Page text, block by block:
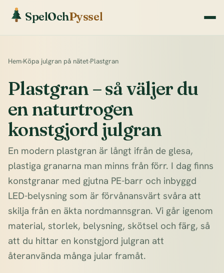
SpelOchPyssel
Hem›Köpa julgran på nätet›Plastgran
Plastgran – så väljer du
en naturtrogen
konstgjord julgran
En modern plastgran är långt ifrån de glesa,
plastiga granarna man minns från förr. I dag finns
konstgranar med gjutna PE-barr och inbyggd
LED-belysning som är förvånansvärt svåra att
skilja från en äkta nordmannsgran. Vi går igenom
material, storlek, belysning, skötsel och färg, så
att du hittar en konstgjord julgran att
återanvända många jular framåt.